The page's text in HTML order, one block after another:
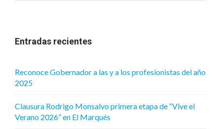
Entradas recientes
Reconoce Gobernador a las y a los profesionistas del año
2025
Clausura Rodrigo Monsalvo primera etapa de “Vive el
Verano 2026” en El Marqués